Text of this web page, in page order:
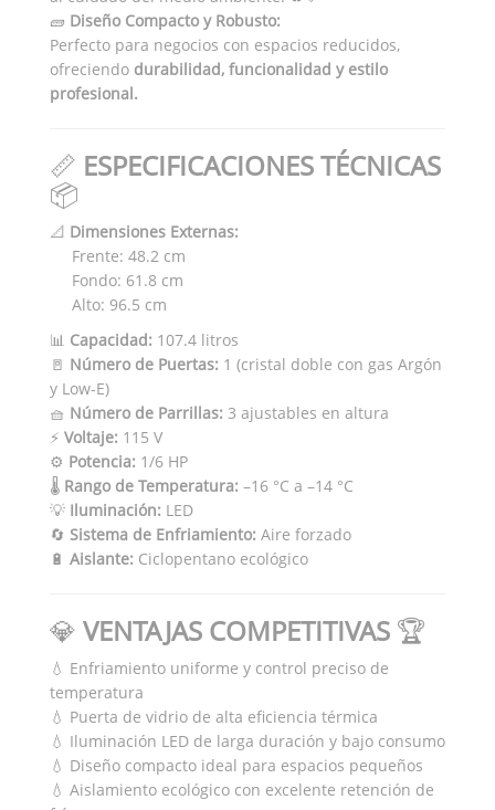
🧱 Diseño Compacto y Robusto:
Perfecto para negocios con espacios reducidos,
ofreciendo durabilidad, funcionalidad y estilo
profesional.
📏 ESPECIFICACIONES TÉCNICAS
📦
📐 Dimensiones Externas:
Frente: 48.2 cm
Fondo: 61.8 cm
Alto: 96.5 cm
📊 Capacidad: 107.4 litros
🚪 Número de Puertas: 1 (cristal doble con gas Argón
y Low-E)
🧺 Número de Parrillas: 3 ajustables en altura
⚡ Voltaje: 115 V
⚙️ Potencia: 1/6 HP
🌡️ Rango de Temperatura: –16 °C a –14 °C
💡 Iluminación: LED
🔄 Sistema de Enfriamiento: Aire forzado
🔋 Aislante: Ciclopentano ecológico
💎 VENTAJAS COMPETITIVAS 🏆
💧 Enfriamiento uniforme y control preciso de
temperatura
💧 Puerta de vidrio de alta eficiencia térmica
💧 Iluminación LED de larga duración y bajo consumo
💧 Diseño compacto ideal para espacios pequeños
💧 Aislamiento ecológico con excelente retención de